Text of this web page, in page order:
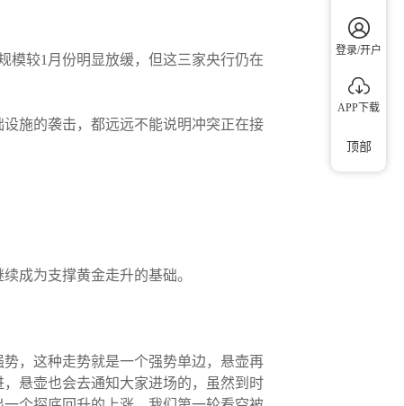
模较1月份明显放缓，但这三家央行仍在
施的袭击，都远远不能说明冲突正在接
成为支撑黄金走升的基础。
，这种走势就是一个强势单边，悬壶再
悬壶也会去通知大家进场的，虽然到时
登录/开户
APP下载
顶部